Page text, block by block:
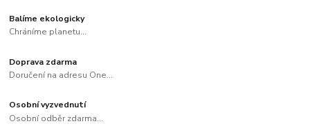
Balíme ekologicky
Chráníme planetu...
Doprava zdarma
Doručení na adresu One...
Osobní vyzvednutí
Osobní odběr zdarma...